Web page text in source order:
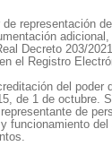
representación
Decreto 203/
el Registro
del
de 1 de octubre.
de
funcionamiento